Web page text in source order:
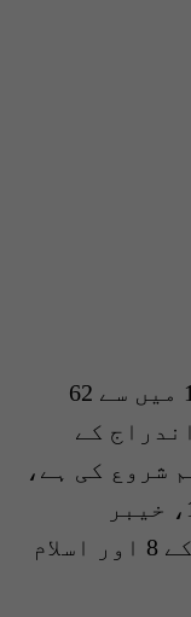
الیکشن کمیشن نے ملک کے 144 میں سے 62
کے
شروع کی ہے،
جن میں پنجاب کے 24، سندھ 16، خیبر
پختونخوا کے 13، بلوچستان کے 8 اور اسلام